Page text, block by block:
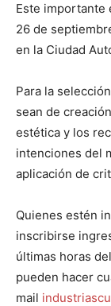
Este importante
26 de
en la Ciudad
Para la
sean de
estética y los
intenciones del
aplicación de
Quienes estén
inscribirse
últimas horas
pueden hacer
mail